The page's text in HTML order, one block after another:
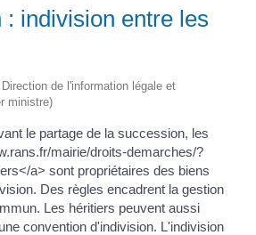
: indivision entre les
de l'information légale et
ministre)
le partage de la succession, les
mairie/droits-demarches/?
a> sont propriétaires des biens
Des règles encadrent la gestion
Les héritiers peuvent aussi
convention d'indivision. L'indivision